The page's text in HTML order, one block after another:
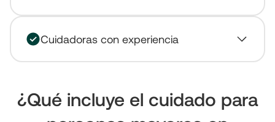
Cuidadoras con experiencia
¿Qué incluye el cuidado para